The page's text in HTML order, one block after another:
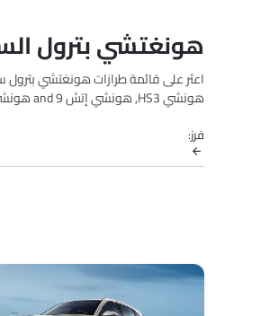
هونغتشي بترول
الكاملة في مدينتك، العروض، الفئات،
هونشي إتش إس 7
هونشي إتش 9
فرز: